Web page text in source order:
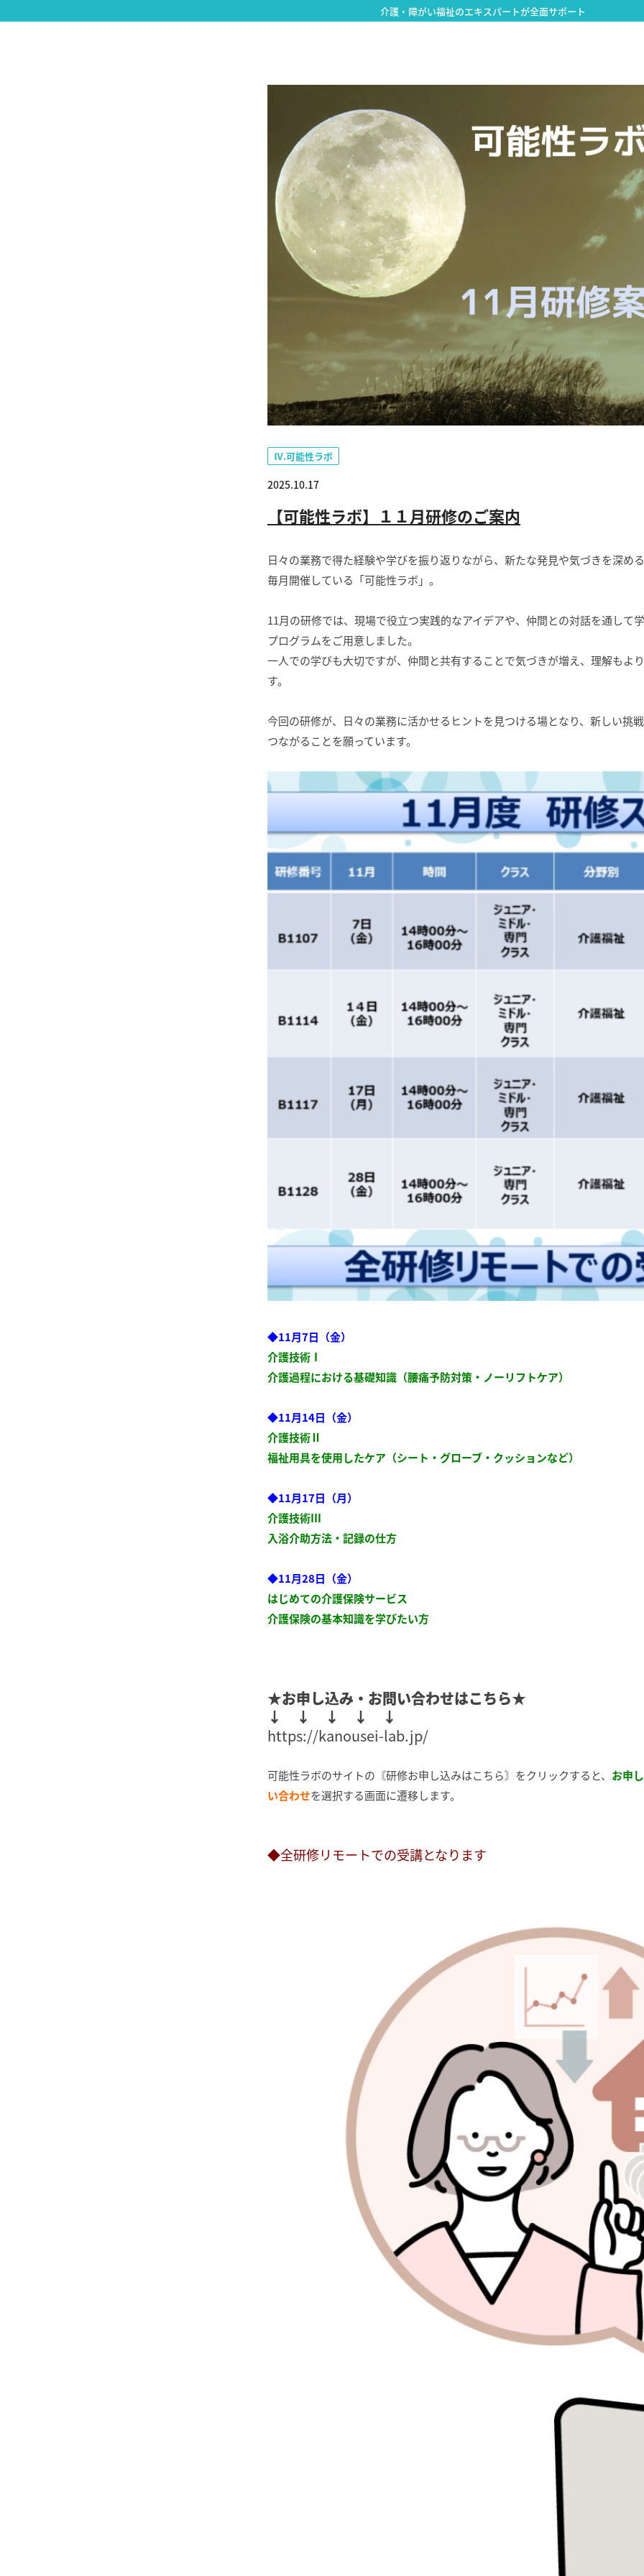
介護・障がい福祉のエキスパートが全面サポート
Ⅳ.可能性ラボ
2025.10.17
【可能性ラボ】１１月研修のご案内
日々の業務で得た経験や学びを振り返りながら、新たな発見や気づきを深める
毎月開催している「可能性ラボ」。
11月の研修では、現場で役立つ実践的なアイデアや、仲間との対話を通して
プログラムをご用意しました。
一人での学びも大切ですが、仲間と共有することで気づきが増え、理解もよ
す。
今回の研修が、日々の業務に活かせるヒントを見つける場となり、新しい挑
つながることを願っています。
◆11月7日（金）
介護技術Ⅰ
介護過程における基礎知識（腰痛予防対策・ノーリフトケア）
◆11月14日（金）
介護技術Ⅱ
福祉用具を使用したケア（シート・グローブ・クッションなど）
◆11月17日（月）
介護技術Ⅲ
入浴介助方法・記録の仕方
◆11月28日（金）
はじめての介護保険サービス
介護保険の基本知識を学びたい方
★お申し込み・お問い合わせはこちら★
↓ ↓ ↓ ↓ ↓
https://kanousei-lab.jp/
可能性ラボのサイトの〘研修お申し込みはこちら〙をクリックすると、 お申
い合わせを選択する画面に遷移します。
◆全研修リモートでの受講となります